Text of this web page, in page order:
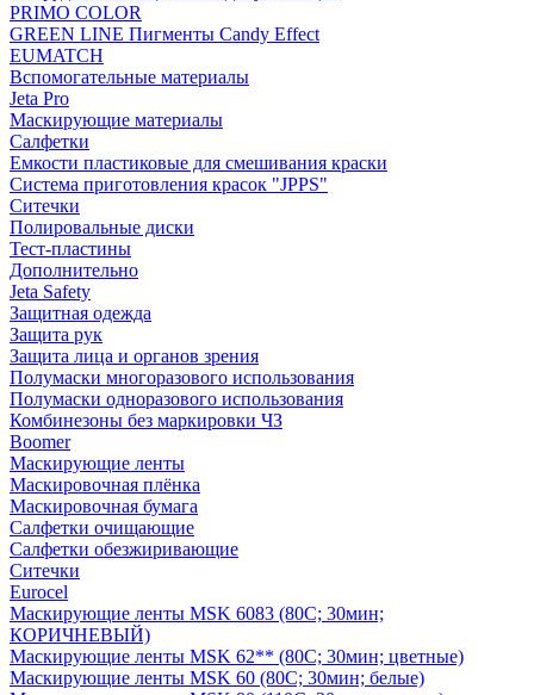
PRIMO COLOR
GREEN LINE Пигменты Candy Effect
EUMATCH
Вспомогательные материалы
Jeta Pro
Маскирующие материалы
Салфетки
Емкости пластиковые для смешивания краски
Система приготовления красок "JPPS"
Ситечки
Полировальные диски
Тест-пластины
Дополнительно
Jeta Safety
Защитная одежда
Защита рук
Защита лица и органов зрения
Полумаски многоразового использования
Полумаски одноразового использования
Комбинезоны без маркировки ЧЗ
Boomer
Маскирующие ленты
Маскировочная плёнка
Маскировочная бумага
Салфетки очищающие
Салфетки обезжиривающие
Ситечки
Euroсel
Маскирующие ленты MSK 6083 (80С; 30мин;
КОРИЧНЕВЫЙ)
Маскирующие ленты MSK 62** (80С; 30мин; цветные)
Маскирующие ленты MSK 60 (80С; 30мин; белые)